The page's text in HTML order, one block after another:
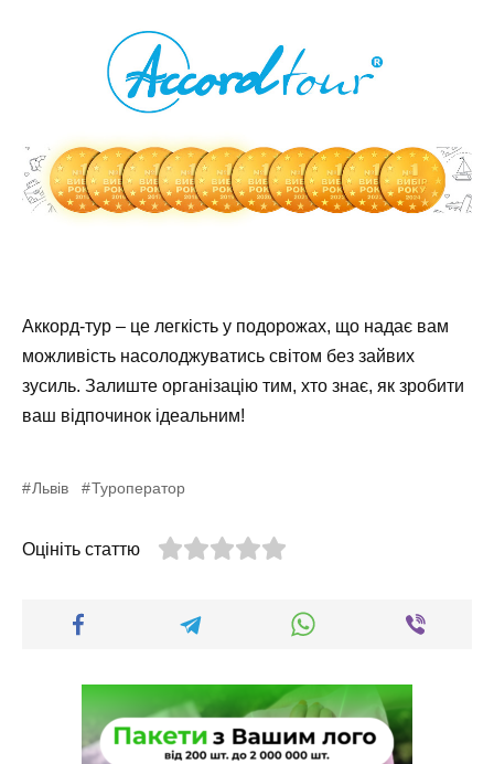
Аккорд-тур – це легкість у подорожах, що надає вам
можливість насолоджуватись світом без зайвих
зусиль. Залиште організацію тим, хто знає, як зробити
ваш відпочинок ідеальним!
Львів Туроператор
Оцініть статтю